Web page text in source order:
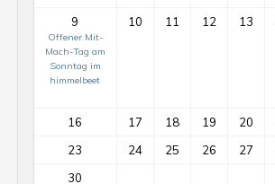
9
Offener Mit-
Mach-Tag am
Sonntag im
himmelbeet
10 11 12 13
16 17 18 19 20
23
24 25 26 27
30